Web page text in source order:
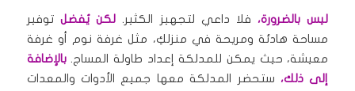
ليس بالضرورة،فلا داعي لتجهيز الكثير. لكن يُفضل توفير
مساحة هادئة ومريحة في منزلكِ، مثل غرفة نوم أو غرفة
معيشة، حيث يمكن للمدلكة إعداد طاولة المساج.بالإضافة
إلى ذلك،ستحضر المدلكة معها جميع الأدوات والمعدات